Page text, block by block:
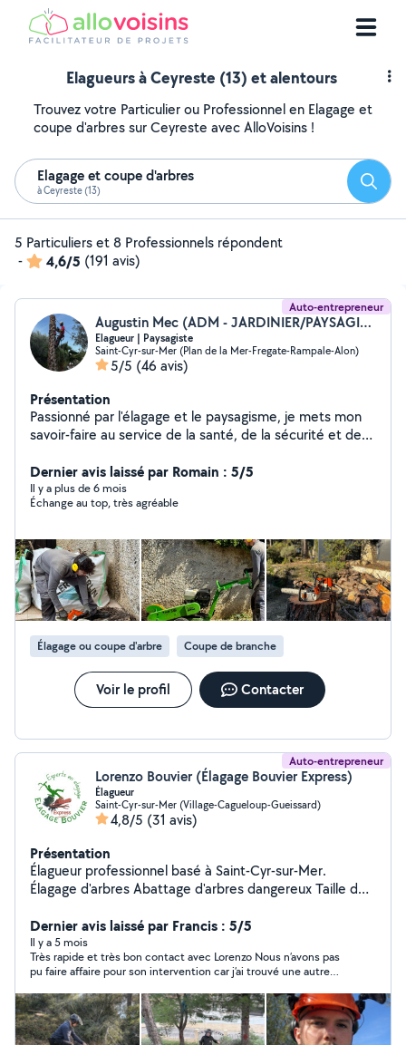
Elagueurs à Ceyreste (13) et alentours
Trouvez votre Particulier ou Professionnel en Elagage et
coupe d'arbres sur Ceyreste avec AlloVoisins !
Elagage et coupe d'arbres
à Ceyreste (13)
5 Particuliers et 8 Professionnels répondent
-
4,6/5 (191 avis)
Auto-entrepreneur
Augustin Mec (ADM - JARDINIER/PAYSAGISTE)
Elagueur | Paysagiste
Saint-Cyr-sur-Mer (Plan de la Mer-Fregate-Rampale-Alon)
5/5 (46 avis)
Présentation
Passionné par l'élagage et le paysagisme, je mets mon
savoir-faire au service de la santé, de la sécurité et de
sécurité, entretien et mise en valeur de vos arbres, dans
le respect de leur développement naturel J'interviens
également pour l'entretien et l'aménagement paysager
Intervention de Marseille à Toulon, secteur Saint-Cyr-
sur-Mer Disponible du lundi au samedi Contactez-moi
pour un devis gratuit
Dernier avis laissé par Romain : 5/5
Il y a plus de 6 mois
Échange au top, très agréable
Élagage ou coupe d'arbre Coupe de branche
Voir le profil Contacter
Auto-entrepreneur
Lorenzo Bouvier (Élagage Bouvier Express)
Élagueur
Saint-Cyr-sur-Mer (Village-Cagueloup-Gueissard)
4,8/5 (31 avis)
Présentation
Élagueur professionnel basé à Saint-Cyr-sur-Mer.
Élagage d'arbres Abattage d'arbres dangereux Taille de
rapide dans les secteurs : Saint-Cyr-sur-Mer La Ciotat
Bandol Le Beausset Sanary-sur-Mer Ollioules Devis
gratuit.
Dernier avis laissé par Francis : 5/5
Il y a 5 mois
Très rapide et très bon contact avec Lorenzo Nous n’avons pas
pu faire affaire pour son intervention car j’ai trouvé une autre
besoin